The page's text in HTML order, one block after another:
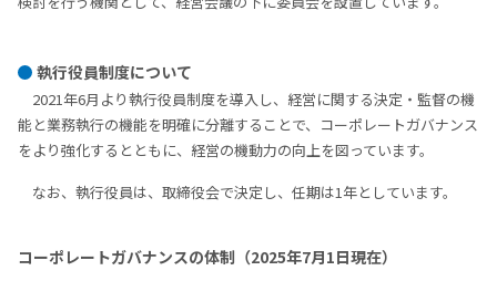
執⾏役員制度について
2021年6月より執⾏役員制度を導⼊し、経営に関する決定・監督の機
能と業務執⾏の機能を明確に分離することで、コーポレートガバナンス
をより強化するとともに、経営の機動⼒の向上を図っています。
なお、執⾏役員は、取締役会で決定し、任期は1年としています。
コーポレートガバナンスの体制（2025年7⽉1⽇現在）